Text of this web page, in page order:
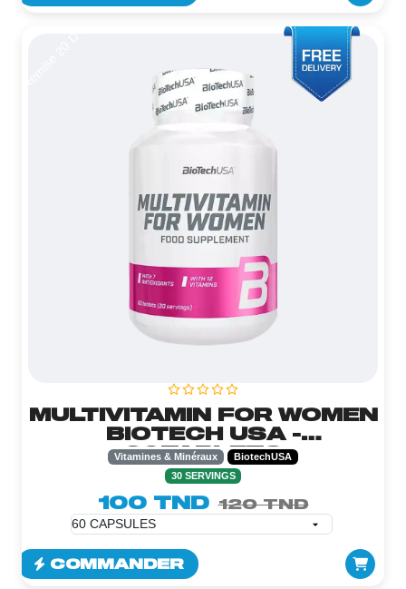
MULTIVITAMIN FOR WOMEN
BIOTECH USA -
60TABLETS
Vitamines & Minéraux
BiotechUSA
30 SERVINGS
100 TND 120 TND
COMMANDER